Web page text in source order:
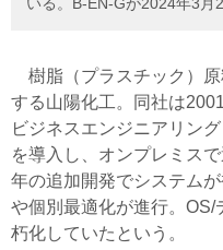
いる。B-EN-Gが2024年3月
樹脂（プラスチック）原
する山陽化工。同社は
ビジネスエンジニアリン
を導入し、オンプレミス
年の追加開発でシステム
や個別最適化が進行。
朽化していたという。